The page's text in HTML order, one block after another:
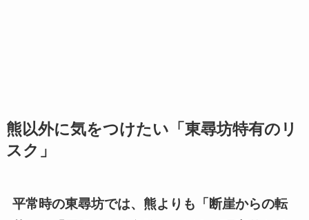
熊以外に気をつけたい「東尋坊特有のリ
スク」
平常時の東尋坊では、熊よりも「断崖からの転